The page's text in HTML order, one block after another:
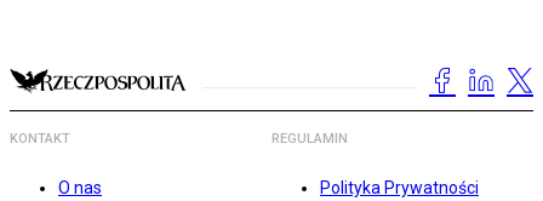
KONTAKT
O nas
REGULAMIN
Polityka Prywatności